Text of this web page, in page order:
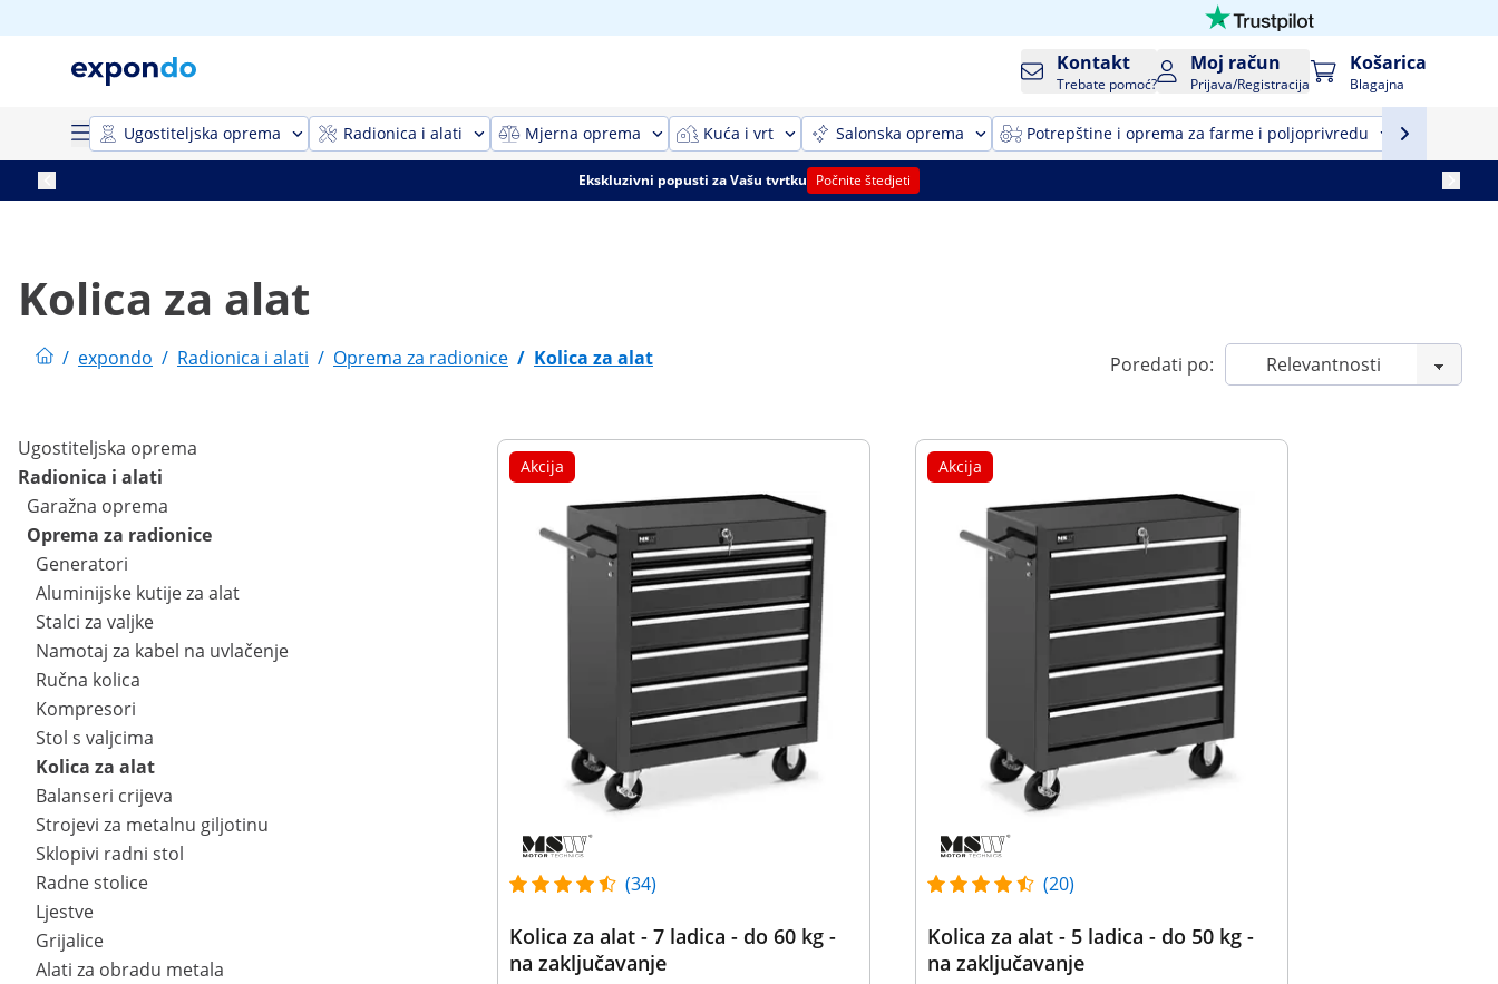
Kontakt
Trebate pomoć?
Moj račun
Prijava/Registracija
Košarica
Blagajna
Ugostiteljska oprema Radionica i alati Mjerna oprema Kuća i vrt Salonska oprema Potrepštine i oprema za farme i poljoprivredu
Ekskluzivni popusti za Vašu tvrtku Počnite štedjeti
Kolica za alat
/ expondo / Radionica i alati / Oprema za radionice / Kolica za alat Poredati po:
Ugostiteljska oprema
Radionica i alati
Garažna oprema
Oprema za radionice
Generatori
Aluminijske kutije za alat
Stalci za valjke
Namotaj za kabel na uvlačenje
Ručna kolica
Kompresori
Stol s valjcima
Kolica za alat
Balanseri crijeva
Strojevi za metalnu giljotinu
Sklopivi radni stol
Radne stolice
Ljestve
Grijalice
Alati za obradu metala
Akcija
(34)
Kolica za alat - 7 ladica - do 60 kg -
na zaključavanje
Akcija
(20)
Kolica za alat - 5 ladica - do 50 kg -
na zaključavanje